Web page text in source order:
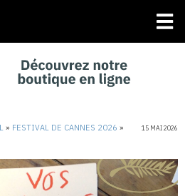
» FESTIVAL DE CANNES 2026 »
15 MAI 2026